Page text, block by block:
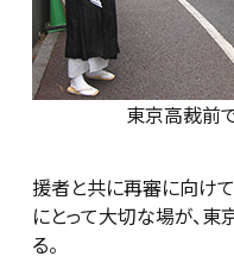
東京高裁前
援者と共に再審に向け
にとって大切な場が、
る。